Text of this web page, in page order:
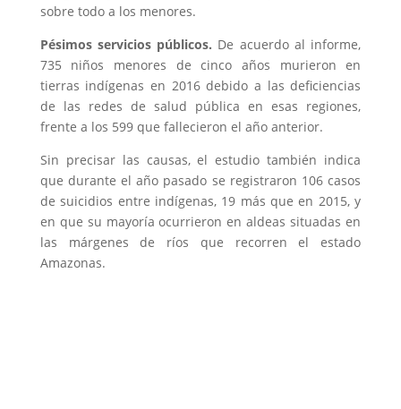
sobre todo a los menores.
Pésimos servicios públicos. De acuerdo al informe,
735 niños menores de cinco años murieron en
tierras indígenas en 2016 debido a las deficiencias
de las redes de salud pública en esas regiones,
frente a los 599 que fallecieron el año anterior.
Sin precisar las causas, el estudio también indica
que durante el año pasado se registraron 106 casos
de suicidios entre indígenas, 19 más que en 2015, y
en que su mayoría ocurrieron en aldeas situadas en
las márgenes de ríos que recorren el estado
Amazonas.